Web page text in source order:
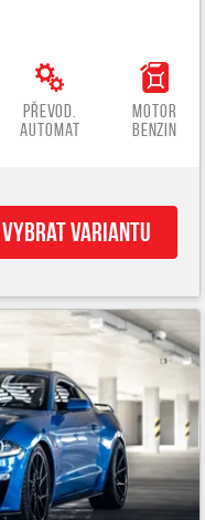
Převod.
automat
Motor
benzin
Vybrat variantu